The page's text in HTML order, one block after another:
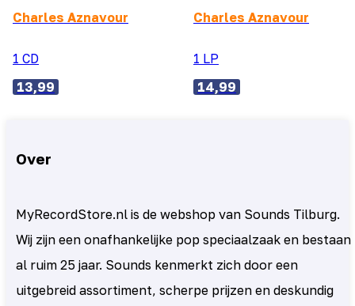
Charles Aznavour
1 CD
13,99
Charles Aznavour
1 LP
14,99
Over
MyRecordStore.nl is de webshop van Sounds Tilburg.
Wij zijn een onafhankelijke pop speciaalzaak en bestaan
al ruim 25 jaar. Sounds kenmerkt zich door een
uitgebreid assortiment, scherpe prijzen en deskundig